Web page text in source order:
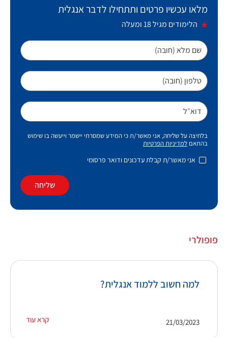
מלאו עכשיו פרטים ותתחילו לדבר אנגלית
הלימודים מגיל 18 ומעלה
שם מלא (חובה)
טלפון (חובה)
דוא״ל
בלחיצה על שליחה, אני מאשר/ת כי המידע שמסרתי יישמר וייעשה בו שימוש
בהתאם למדיניות הפרטיות
אני מאשר/ת קבלת עדכונים ודואר פרסומי
שליחה
פופולרי
למה חשוב ללמוד אנגלית?
קרא עוד 21/03/2023